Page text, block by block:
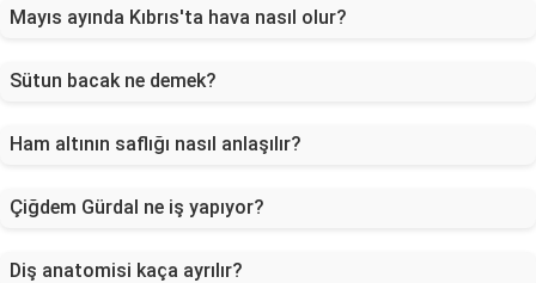
Mayıs ayında Kıbrıs'ta hava nasıl olur?
Sütun bacak ne demek?
Ham altının saflığı nasıl anlaşılır?
Çiğdem Gürdal ne iş yapıyor?
Diş anatomisi kaça ayrılır?